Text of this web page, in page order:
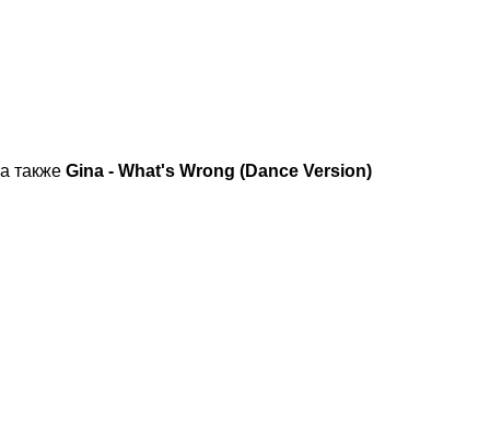
а также Gina - What's Wrong (Dance Version)